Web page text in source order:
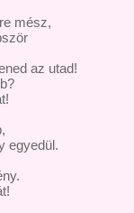
mész,
az utad!
egyedül.